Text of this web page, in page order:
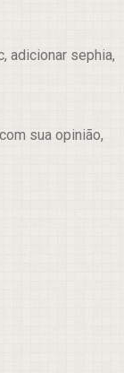
adicionar sephia,
com sua opinião,